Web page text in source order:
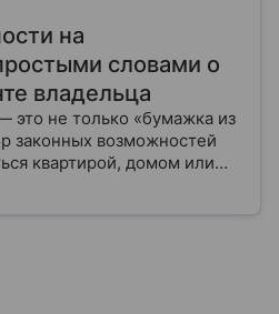
на
словами о
владельца
это не только «бумажка из
законных возможностей
квартирой, домом или
продавать, дарить,